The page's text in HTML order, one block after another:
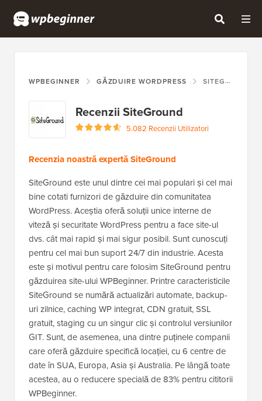
WPBEGINNER GĂZDUIRE WORDPRESS SITEGROUND
Recenzii SiteGround
5.082 Recenzii Utilizatori
Recenzia noastră expertă SiteGround
SiteGround este unul dintre cei mai populari și cel mai
bine cotati furnizori de găzduire din comunitatea
WordPress. Aceștia oferă soluții unice interne de
viteză și securitate WordPress pentru a face site-ul
dvs. cât mai rapid și mai sigur posibil. Sunt cunoscuți
pentru cel mai bun suport 24/7 din industrie. Acesta
este și motivul pentru care folosim SiteGround pentru
găzduirea site-ului WPBeginner. Printre caracteristicile
SiteGround se numără actualizări automate, backup-
uri zilnice, caching WP integrat, CDN gratuit, SSL
gratuit, staging cu un singur clic și controlul versiunilor
GIT. Sunt, de asemenea, una dintre puținele companii
care oferă găzduire specifică locației, cu 6 centre de
date în SUA, Europa, Asia și Australia. Pe lângă toate
acestea, au o reducere specială de 83% pentru cititorii
WPBeginner.